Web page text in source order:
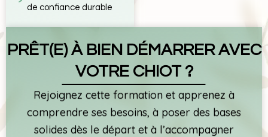
de confiance durable
PRÊT(E) À BIEN DÉMARRER AVEC
VOTRE CHIOT ?
Rejoignez cette formation et apprenez à
comprendre ses besoins, à poser des bases
solides dès le départ et à l’accompagner